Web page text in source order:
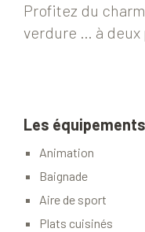
Profitez du
verdure … à deux
Les
Animation
Baignade
Aire de sport
Plats cuisinés